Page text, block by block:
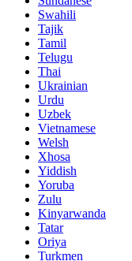
Swahili
Tajik
Tamil
Telugu
Thai
Ukrainian
Urdu
Uzbek
Vietnamese
Welsh
Xhosa
Yiddish
Yoruba
Zulu
Kinyarwanda
Tatar
Oriya
Turkmen